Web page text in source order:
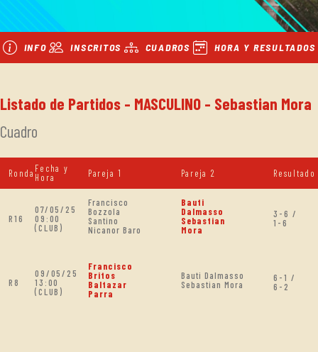
INFO INSCRITOS CUADROS HORA Y RESULTADOS
Listado de Partidos - MASCULINO - Sebastian Mora
Cuadro
Ronda Fecha y
Hora
Pareja 1 Pareja 2 Resultado
R16
07/05/25
09:00
(CLUB)
Francisco
Bozzola
Santino
Nicanor Baro
Bauti
Dalmasso
Sebastian
Mora
3-6 /
1-6
R8
09/05/25
13:00
(CLUB)
Francisco
Britos
Baltazar
Parra
Bauti Dalmasso
Sebastian Mora
6-1 /
6-2